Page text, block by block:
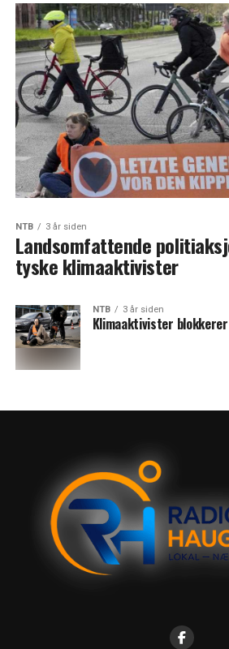
NTB 3 år siden
Landsomfattende
tyske klimaaktivister
NTB 3 år siden
Klimaaktivister